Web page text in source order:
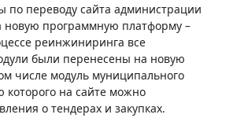
по переводу сайта администрации
новую программную платформу –
реинжиниринга все
были перенесены на новую
числе модуль муниципального
которого на сайте можно
о тендерах и закупках.